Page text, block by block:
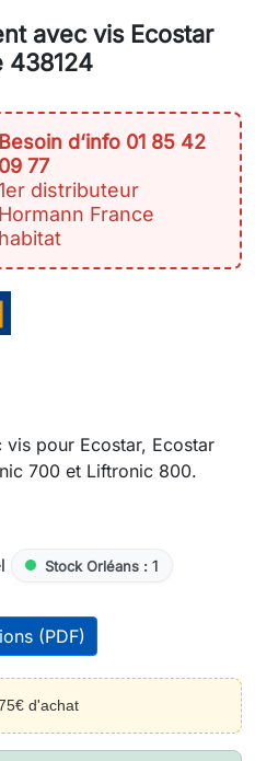
avec vis Ecostar
438124
Besoin d‘info 01 85 42
09 77
distributeur
Hormann France
habitat
pour Ecostar, Ecostar
700 et Liftronic 800.
Stock Orléans : 1
(PDF)
d'achat